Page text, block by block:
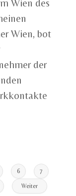
Wien des
Wien, bot
der
6 7
Weiter